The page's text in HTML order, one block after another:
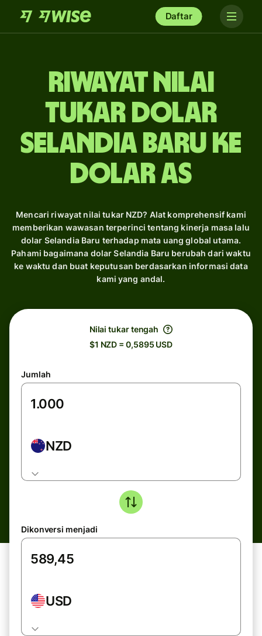
Daftar
Riwayat Nilai
Tukar dolar
Selandia Baru ke
dolar AS
Mencari riwayat nilai tukar NZD? Alat komprehensif kami
memberikan wawasan terperinci tentang kinerja masa lalu
dolar Selandia Baru terhadap mata uang global utama.
Pahami bagaimana dolar Selandia Baru berubah dari waktu
ke waktu dan buat keputusan berdasarkan informasi data
kami yang andal.
Nilai tukar tengah
$1 NZD = 0,5895 USD
Jumlah
NZD
Dikonversi menjadi
USD